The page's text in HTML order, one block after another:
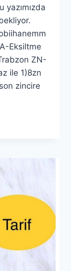
Eksiltme
ZN-
ile 1)8zn
zincire